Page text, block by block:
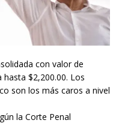
con valor de
hasta $2,200.00. Los
son los más caros a nivel
la Corte Penal